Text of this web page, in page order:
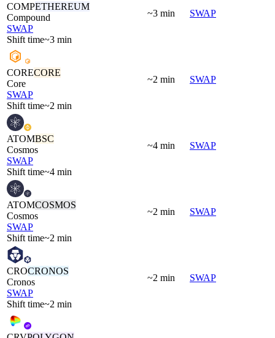
COMPETHEREUM
Compound
SWAP
Shift time~3 min
~3 min SWAP
CORECORE
Core
SWAP
Shift time~2 min
~2 min SWAP
ATOMBSC
Cosmos
SWAP
Shift time~4 min
~4 min SWAP
ATOMCOSMOS
Cosmos
SWAP
Shift time~2 min
~2 min SWAP
CROCRONOS
Cronos
SWAP
Shift time~2 min
~2 min SWAP